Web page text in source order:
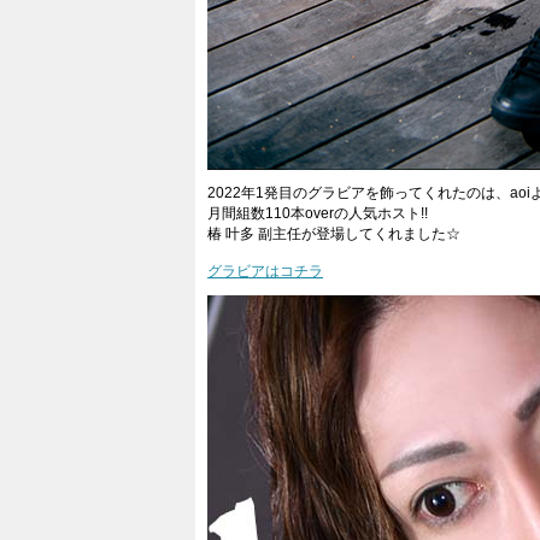
2022年1発目のグラビアを飾ってくれたのは、aoi
月間組数110本overの人気ホスト!!
椿 叶多 副主任が登場してくれました☆
グラビアはコチラ